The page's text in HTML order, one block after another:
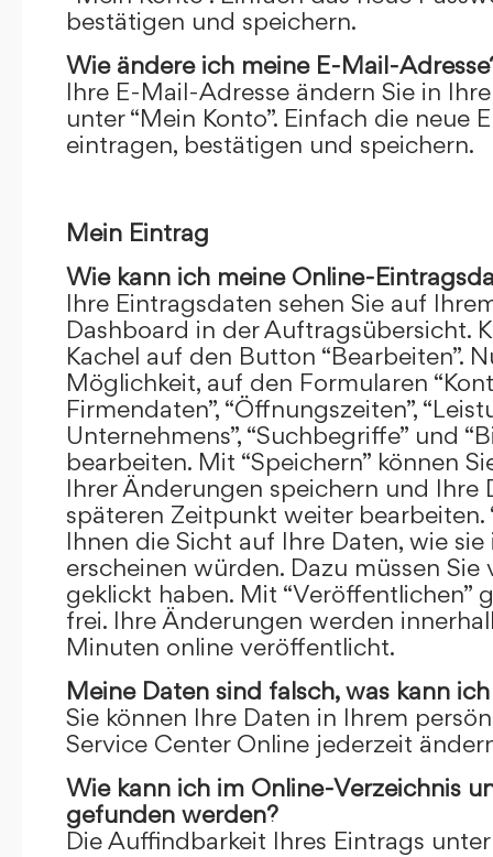
bestätigen und speichern.
Wie ändere ich meine E-Mail-
Ihre E-Mail-Adresse ändern Sie in
unter “Mein Konto”. Einfach die neue
eintragen, bestätigen und speichern.
Mein Eintrag
Wie kann ich meine Online-
Ihre Eintragsdaten sehen Sie auf
Dashboard in der Auftragsübersicht.
Kachel auf den Button “Bearbeiten”.
Möglichkeit, auf den Formularen
Firmendaten”, “Öffnungszeiten”,
Unternehmens”, “Suchbegriffe” und
bearbeiten. Mit “Speichern” können
Ihrer Änderungen speichern und Ihre
späteren Zeitpunkt weiter bearbeiten.
Ihnen die Sicht auf Ihre Daten, wie
erscheinen würden. Dazu müssen Sie
geklickt haben. Mit “Veröffentlichen”
frei. Ihre Änderungen werden
Minuten online veröffentlicht.
Meine Daten sind falsch, was kann
Sie können Ihre Daten in Ihrem
Service Center Online jederzeit
Wie kann ich im Online-Verzeichnis
gefunden werden?
Die Auffindbarkeit Ihres Eintrags